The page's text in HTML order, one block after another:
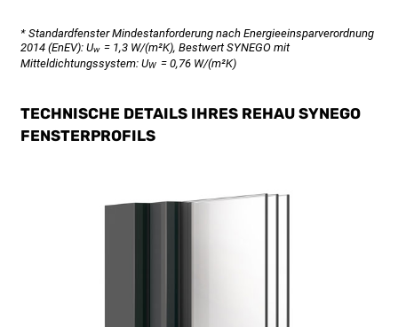
* Standardfenster Mindestanforderung nach Energieeinsparverordnung
2014 (EnEV): Uw = 1,3 W/(m²K), Bestwert SYNEGO mit
Mitteldichtungssystem: UW = 0,76 W/(m²K)
TECHNISCHE DETAILS IHRES REHAU SYNEGO
FENSTERPROFILS